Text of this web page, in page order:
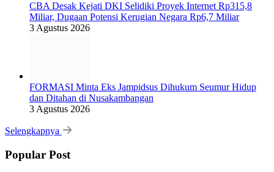
CBA Desak Kejati DKI Selidiki Proyek Internet Rp315,8
Miliar, Dugaan Potensi Kerugian Negara Rp6,7 Miliar
3 Agustus 2026
FORMASI Minta Eks Jampidsus Dihukum Seumur Hidup
dan Ditahan di Nusakambangan
3 Agustus 2026
Selengkapnya
Popular Post